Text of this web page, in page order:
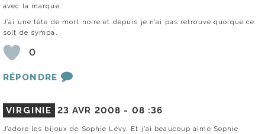
avec la marque.
J’ai une tête de mort noire et depuis je n’ai pas retrouvé quoique ce
soit de sympa.
0
RÉPONDRE
VIRGINIE 23 AVR 2008 - 08 :36
J’adore les bijoux de Sophie Lévy. Et j’ai beaucoup aimé Sophie